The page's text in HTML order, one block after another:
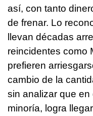
así, con tanto
de frenar. Lo
llevan décadas
reincidentes como
prefieren
cambio de la
sin analizar que
minoría, logra